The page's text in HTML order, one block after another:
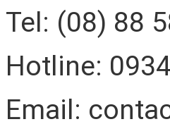
Tel: (08) 88
Hotline:
Email: